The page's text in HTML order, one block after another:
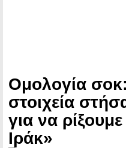
Ομολογία
στοιχεία
για να
Ιράκ»